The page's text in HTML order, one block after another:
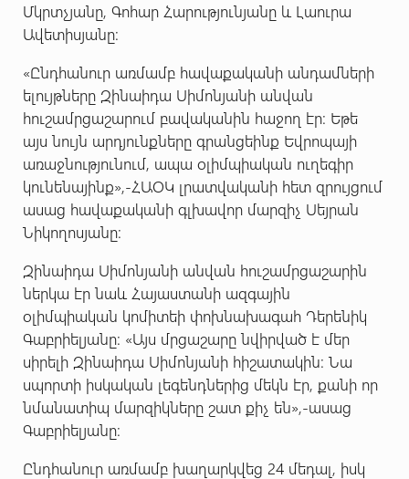
Մկրտչյանը, Գոհար Հարությունյանը և Լաուրա
Ավետիսյանը:
«Ընդհանուր առմամբ հավաքականի անդամների
ելույթները Զինաիդա Սիմոնյանի անվան
հուշամրցաշարում բավականին հաջող էր: Եթե
այս նույն արդյունքները գրանցեինք Եվրոպայի
առաջնությունում, ապա օլիմպիական ուղեգիր
կունենայինք»,-ՀԱՕԿ լրատվականի հետ զրույցում
ասաց հավաքականի գլխավոր մարզիչ Սեյրան
Նիկողոսյանը:
Զինաիդա Սիմոնյանի անվան հուշամրցաշարին
ներկա էր նաև Հայաստանի ազգային
օլիմպիական կոմիտեի փոխնախագահ Դերենիկ
Գաբրիելյանը: «Այս մրցաշարը նվիրված է մեր
սիրելի Զինաիդա Սիմոնյանի հիշատակին: Նա
սպորտի իսկական լեգենդներից մեկն էր, քանի որ
նմանատիպ մարզիկները շատ քիչ են»,-ասաց
Գաբրիելյանը:
Ընդհանուր առմամբ խաղարկվեց 24 մեդալ, իսկ